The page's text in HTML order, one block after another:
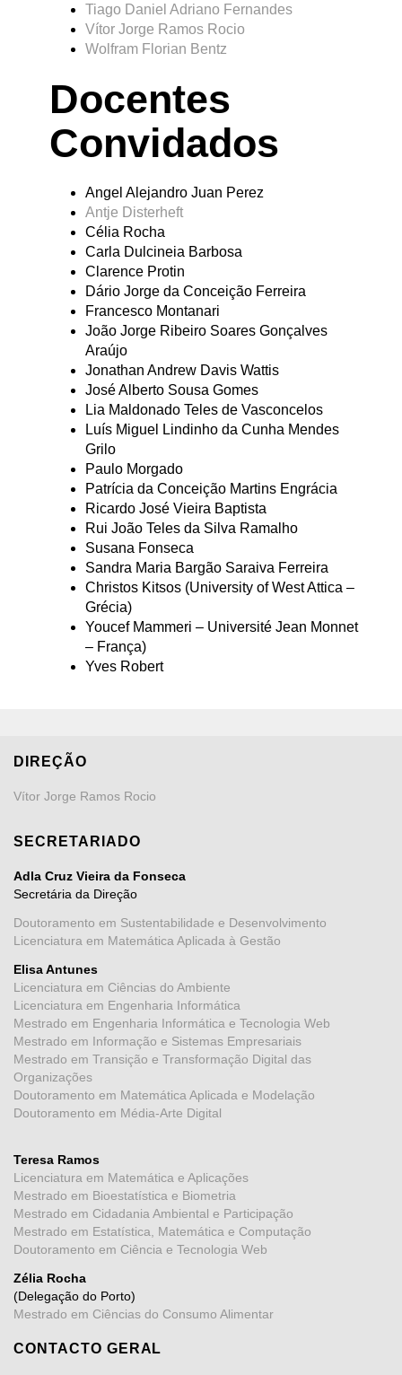
Tiago Daniel Adriano Fernandes
Vítor Jorge Ramos Rocio
Wolfram Florian Bentz
Docentes
Convidados
Angel Alejandro Juan Perez
Antje Disterheft
Célia Rocha
Carla Dulcineia Barbosa
Clarence Protin
Dário Jorge da Conceição Ferreira
Francesco Montanari
João Jorge Ribeiro Soares Gonçalves
Araújo
Jonathan Andrew Davis Wattis
José Alberto Sousa Gomes
Lia Maldonado Teles de Vasconcelos
Luís Miguel Lindinho da Cunha Mendes
Grilo
Paulo Morgado
Patrícia da Conceição Martins Engrácia
Ricardo José Vieira Baptista
Rui João Teles da Silva Ramalho
Susana Fonseca
Sandra Maria Bargão Saraiva Ferreira
Christos Kitsos (University of West Attica –
Grécia)
Youcef Mammeri – Université Jean Monnet
– França)
Yves Robert
DIREÇÃO
Vítor Jorge Ramos Rocio
SECRETARIADO
Adla Cruz Vieira da Fonseca
Secretária da Direção
Doutoramento em Sustentabilidade e Desenvolvimento
Licenciatura em Matemática Aplicada à Gestão
Elisa Antunes
Licenciatura em Ciências do Ambiente
Licenciatura em Engenharia Informática
Mestrado em Engenharia Informática e Tecnologia Web
Mestrado em Informação e Sistemas Empresariais
Mestrado em Transição e Transformação Digital das
Organizações
Doutoramento em Matemática Aplicada e Modelação
Doutoramento em Média-Arte Digital
Teresa Ramos
Licenciatura em Matemática e Aplicações
Mestrado em Bioestatística e Biometria
Mestrado em Cidadania Ambiental e Participação
Mestrado em Estatística, Matemática e Computação
Doutoramento em Ciência e Tecnologia Web
Zélia Rocha
(Delegação do Porto)
Mestrado em Ciências do Consumo Alimentar
CONTACTO GERAL